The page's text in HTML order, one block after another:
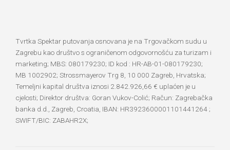
Tvrtka Spektar putovanja osnovana je na Trgovačkom sudu u
Zagrebu kao društvo s ograničenom odgovornošću za turizam i
marketing; MBS: 080179230; ID kod : HR-AB-01-080179230;
MB 1002902; Strossmayerov Trg 8, 10 000 Zagreb, Hrvatska;
Temeljni kapital društva iznosi 2.842.926,66 € uplaćen je u
cjelosti; Direktor društva: Goran Vukov-Colić; Račun: Zagrebačka
banka d.d., Zagreb, Croatia, IBAN: HR3923600001101441264 ;
SWIFT/BIC: ZABAHR2X;